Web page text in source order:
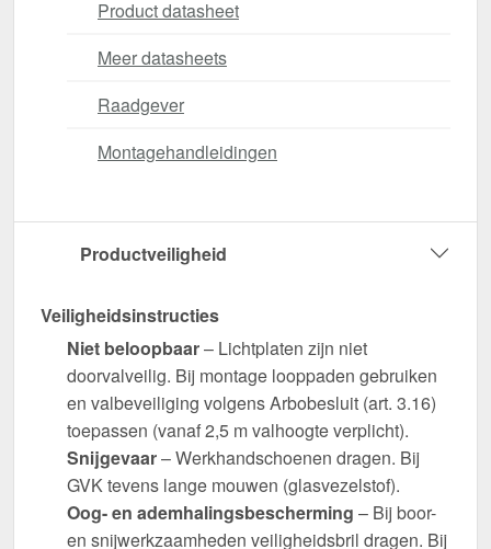
Product datasheet
Meer datasheets
Raadgever
Montagehandleidingen
Productveiligheid
Veiligheidsinstructies
Niet beloopbaar– Lichtplaten zijn niet
doorvalveilig. Bij montage looppaden gebruiken
en valbeveiliging volgens Arbobesluit (art. 3.16)
toepassen (vanaf 2,5 m valhoogte verplicht).
Snijgevaar– Werkhandschoenen dragen. Bij
GVK tevens lange mouwen (glasvezelstof).
Oog- en ademhalingsbescherming – Bij boor-
en snijwerkzaamheden veiligheidsbril dragen. Bij